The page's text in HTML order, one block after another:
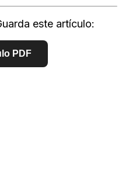
este artículo:
PDF